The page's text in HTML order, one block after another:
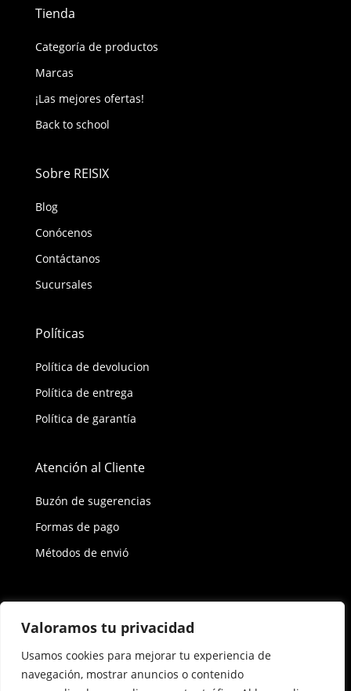
Valoramos tu privacidad
Usamos cookies para mejorar tu experiencia de
navegación, mostrar anuncios o contenido
Tienda
Categoría de productos
Marcas
¡Las mejores ofertas!
Back to school
Sobre REISIX
Blog
Conócenos
Contáctanos
Sucursales
Políticas
Política de devolucion
Política de entrega
Política de garantía
Atención al Cliente
Buzón de sugerencias
Formas de pago
Métodos de envió
Política de privacidad
Copyright © 2026 Reisix. Todos los derechos
reservados.